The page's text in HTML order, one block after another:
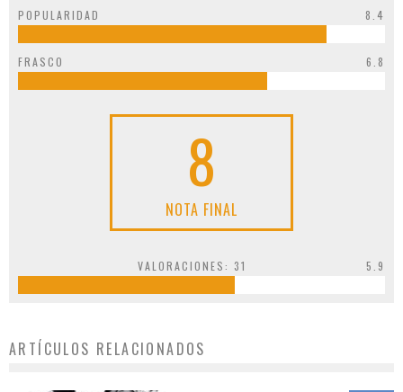
POPULARIDAD 8.4
FRASCO 6.8
8
NOTA FINAL
VALORACIONES: 31 5.9
ARTÍCULOS RELACIONADOS